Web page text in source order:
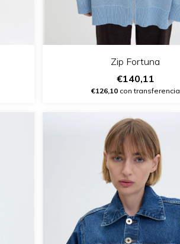
Zip Fortuna
€140,11
€126,10con transferencia